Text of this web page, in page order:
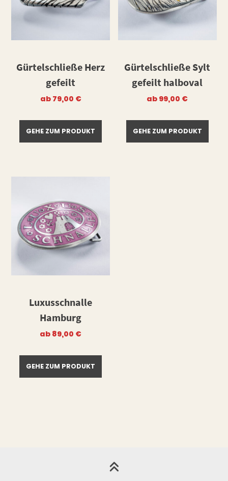
Gürtelschließe Herz
gefeilt
ab 79,00 €
GEHE ZUM PRODUKT
Gürtelschließe Sylt
gefeilt halboval
ab 99,00 €
GEHE ZUM PRODUKT
Luxusschnalle
Hamburg
ab 89,00 €
GEHE ZUM PRODUKT